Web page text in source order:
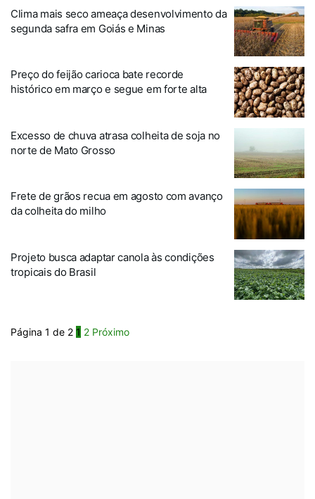
Clima mais seco ameaça desenvolvimento da
segunda safra em Goiás e Minas
Preço do feijão carioca bate recorde
histórico em março e segue em forte alta
Excesso de chuva atrasa colheita de soja no
norte de Mato Grosso
Frete de grãos recua em agosto com avanço
da colheita do milho
Projeto busca adaptar canola às condições
tropicais do Brasil
Página 1 de 2 1 2 Próximo